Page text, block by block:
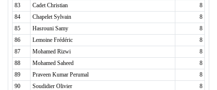
83
Cadet Christian
8
84
Chapelet Sylvain
8
85
Hasrouni Samy
8
86
Lemoine Frédéric
8
87
Mohamed Rizwi
8
88
Mohamed Saheed
8
89
Praveen Kumar Perumal
8
90
Soudidier Olivier
8